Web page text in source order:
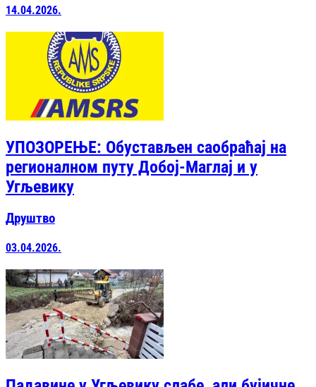
14.04.2026.
УПОЗОРЕЊЕ: Обустављен саобраћај на
регионалном путу Добој-Маглај и у
Угљевику
Друштво
03.04.2026.